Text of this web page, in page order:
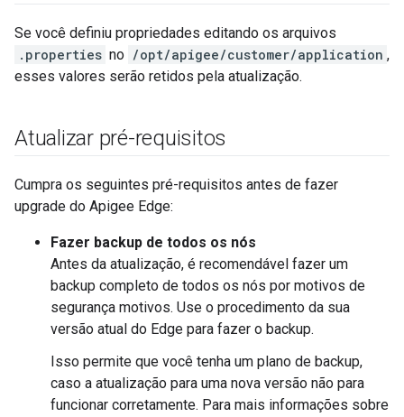
Se você definiu propriedades editando os arquivos
.properties no /opt/apigee/customer/application ,
esses valores serão retidos pela atualização.
Atualizar pré-requisitos
Cumpra os seguintes pré-requisitos antes de fazer
upgrade do Apigee Edge:
Fazer backup de todos os nós
Antes da atualização, é recomendável fazer um
backup completo de todos os nós por motivos de
segurança motivos. Use o procedimento da sua
versão atual do Edge para fazer o backup.
Isso permite que você tenha um plano de backup,
caso a atualização para uma nova versão não para
funcionar corretamente. Para mais informações sobre